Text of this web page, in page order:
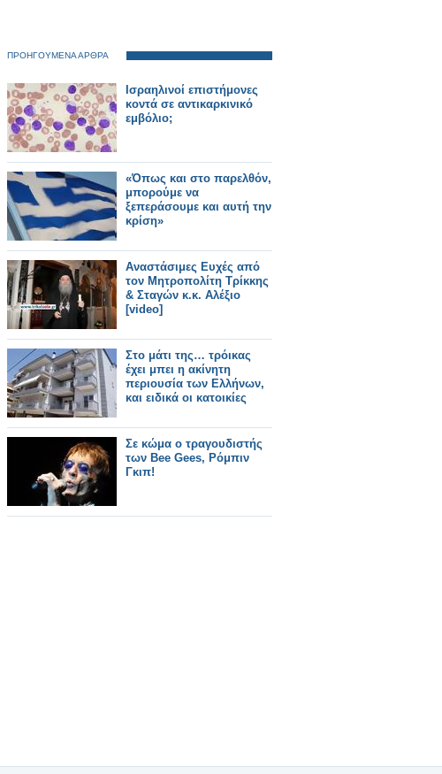
ΠΡΟΗΓΟΥΜΕΝΑ ΑΡΘΡΑ
Ισραηλινοί επιστήμονες
κοντά σε αντικαρκινικό
εμβόλιο;
«Όπως και στο παρελθόν,
μπορούμε να
ξεπεράσουμε και αυτή την
κρίση»
Αναστάσιμες Ευχές από
τον Μητροπολίτη Τρίκκης
& Σταγών κ.κ. Αλέξιο
[video]
Στο μάτι της… τρόικας
έχει μπει η ακίνητη
περιουσία των Ελλήνων,
και ειδικά οι κατοικίες
Σε κώμα ο τραγουδιστής
των Bee Gees, Ρόμπιν
Γκιπ!